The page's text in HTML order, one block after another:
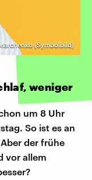
(Symbolbild)
weniger
um 8 Uhr
So ist es an
der frühe
vor allem